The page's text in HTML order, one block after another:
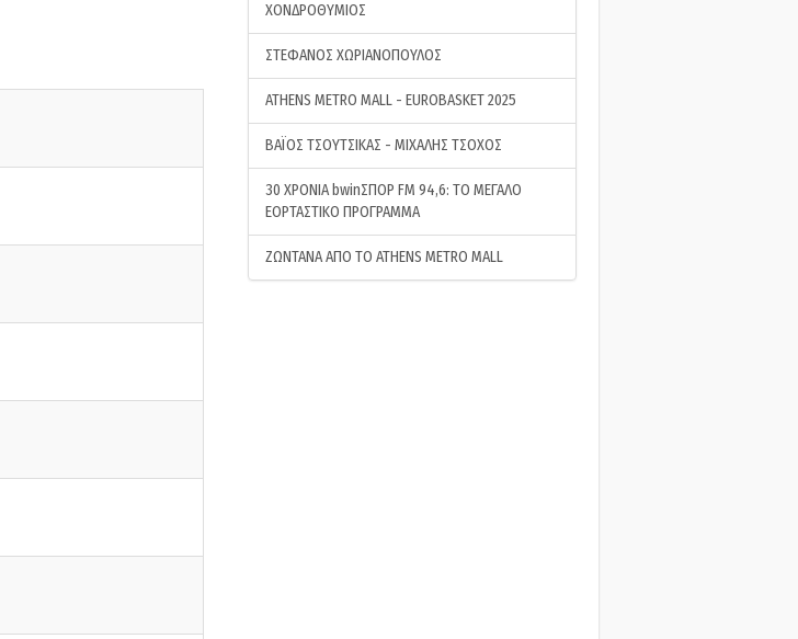
ΧΟΝΔΡΟΘΥΜΙΟΣ
ΣΤΕΦΑΝΟΣ ΧΩΡΙΑΝΟΠΟΥΛΟΣ
ATHENS METRO MALL - EUROBASKET 2025
ΒΑΪΟΣ ΤΣΟΥΤΣΙΚΑΣ - ΜΙΧΑΛΗΣ ΤΣΟΧΟΣ
30 ΧΡΟΝΙΑ bwinΣΠΟΡ FM 94,6: ΤΟ ΜΕΓΑΛΟ
ΕΟΡΤΑΣΤΙΚΟ ΠΡΟΓΡΑΜΜΑ
ΖΩΝΤΑΝΑ ΑΠΟ ΤΟ ATHENS METRO MALL